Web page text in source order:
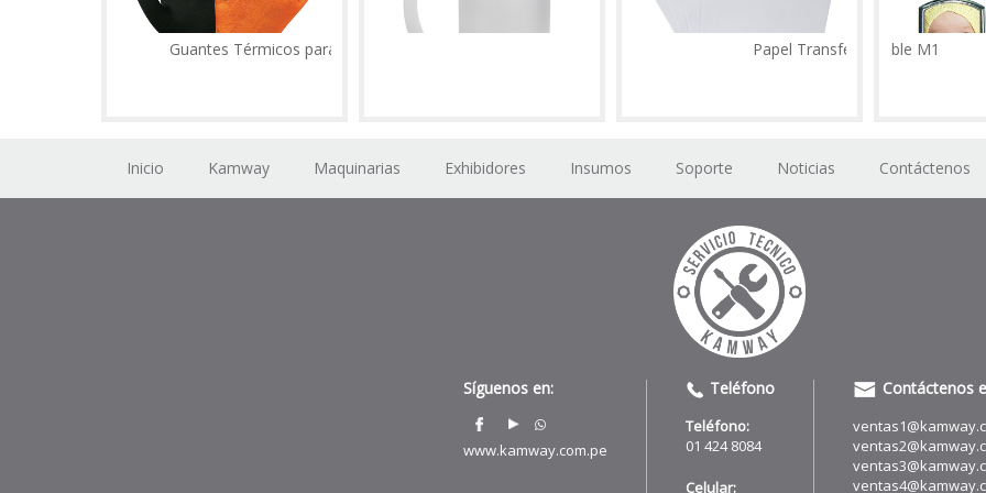
Guantes Térmicos para Sublimacion Papel Transfer
Inicio Kamway Maquinarias Exhibidores Insumos Soporte Noticias Contáctenos
Síguenos en:
www.kamway.com.pe
Teléfono
Teléfono:
01 424 8084
Celular:
Contáctenos